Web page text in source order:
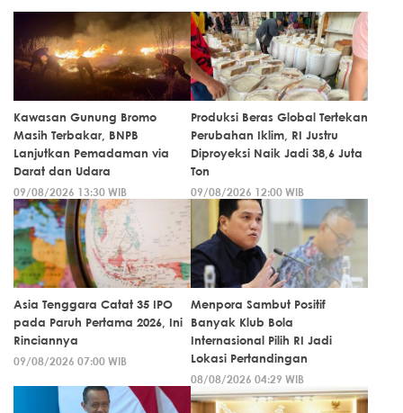
Kawasan Gunung Bromo
Masih Terbakar, BNPB
Lanjutkan Pemadaman via
Darat dan Udara
09/08/2026 13:30 WIB
Produksi Beras Global Tertekan
Perubahan Iklim, RI Justru
Diproyeksi Naik Jadi 38,6 Juta
Ton
09/08/2026 12:00 WIB
Asia Tenggara Catat 35 IPO
pada Paruh Pertama 2026, Ini
Rinciannya
09/08/2026 07:00 WIB
Menpora Sambut Positif
Banyak Klub Bola
Internasional Pilih RI Jadi
Lokasi Pertandingan
08/08/2026 04:29 WIB